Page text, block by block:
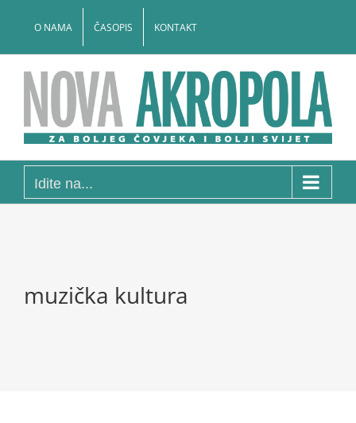
O NAMA ČASOPIS KONTAKT
Idite na...
muzička kultura